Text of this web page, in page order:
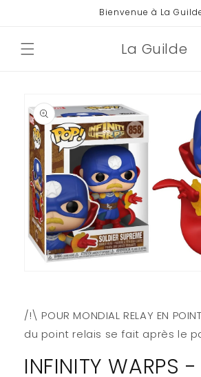
contenu
Bienvenue à La
La Guilde
informations
produits
dans
fenêtre
/!\ POUR MONDIAL RELAY EN
du point relais se fait après le
INFINITY WARPS -